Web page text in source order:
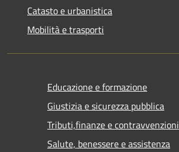
Catasto e urbanistica
Mobilità e trasporti
Educazione e formazione
Giustizia e sicurezza pubblica
Tributi,finanze e contravvenzioni
Salute, benessere e assistenza